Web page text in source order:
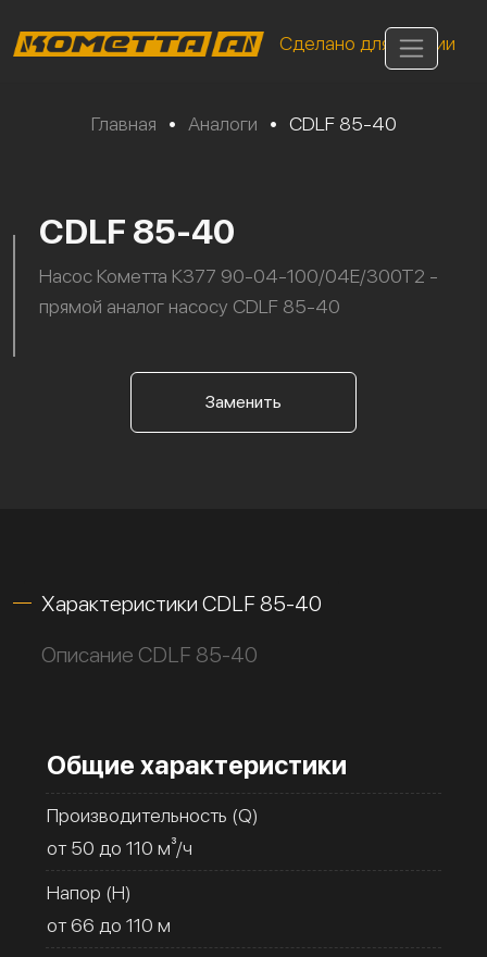
Сделано для России
Главная • Аналоги • CDLF 85-40
CDLF 85-40
Насос Кометта К377 90-04-100/04Е/300Т2 -
прямой аналог насосу CDLF 85-40
Заменить
Характеристики CDLF 85-40
Описание CDLF 85-40
Общие характеристики
Производительность (Q)
от 50 до 110 м³/ч
Напор (H)
от 66 до 110 м